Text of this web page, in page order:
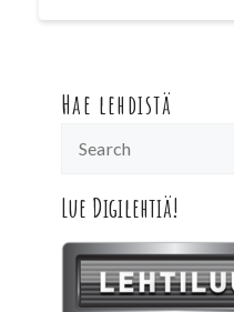
Hae lehdistä
Lue Digilehtiä!